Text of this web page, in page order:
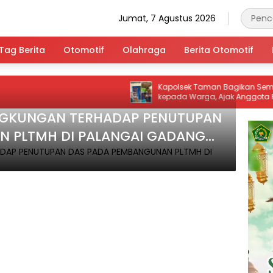
Jumat, 7 Agustus 2026
Tag Berita Otomotif Olahraga Berita Otomotif
Kapolsek Taman Bagikan Sembako
kepada Warga, Ajak Anggota Peduli
Sosial
TERHADAP PENUTUPAN
PLTMH DI PALANGAI GADANG